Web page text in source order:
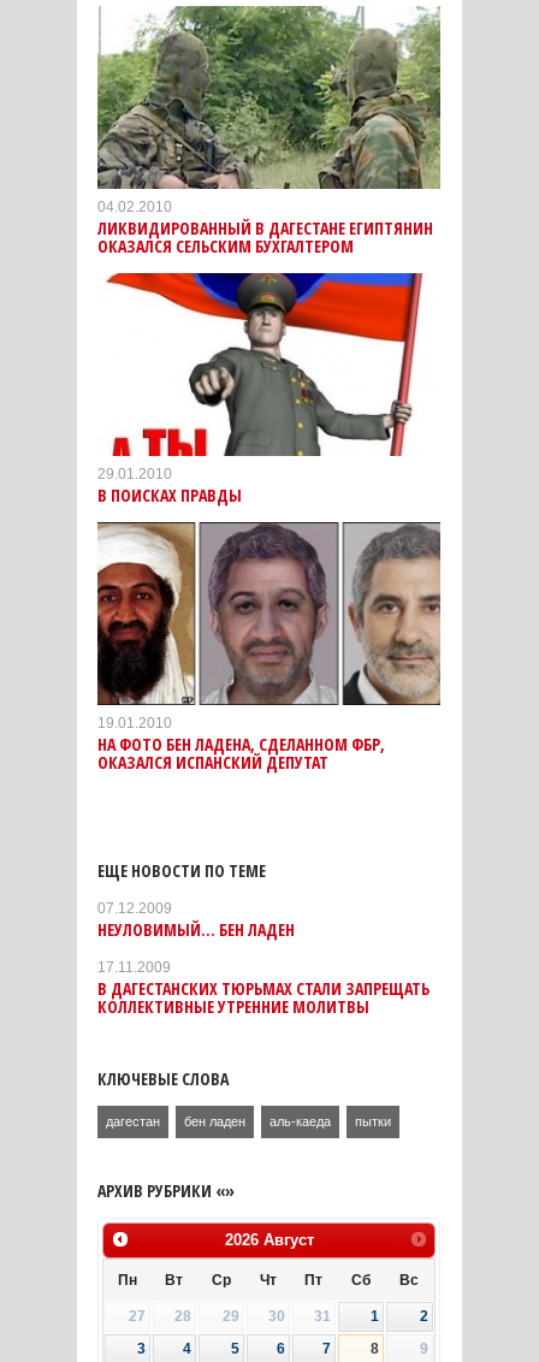
04.02.2010
ЛИКВИДИРОВАННЫЙ В ДАГЕСТАНЕ ЕГИПТЯНИН
ОКАЗАЛСЯ СЕЛЬСКИМ БУХГАЛТЕРОМ
29.01.2010
В ПОИСКАХ ПРАВДЫ
19.01.2010
НА ФОТО БЕН ЛАДЕНА, СДЕЛАННОМ ФБР,
ОКАЗАЛСЯ ИСПАНСКИЙ ДЕПУТАТ
ЕЩЕ НОВОСТИ ПО ТЕМЕ
07.12.2009
НЕУЛОВИМЫЙ… БЕН ЛАДЕН
17.11.2009
В ДАГЕСТАНСКИХ ТЮРЬМАХ СТАЛИ ЗАПРЕЩАТЬ
КОЛЛЕКТИВНЫЕ УТРЕННИЕ МОЛИТВЫ
КЛЮЧЕВЫЕ СЛОВА
дагестан бен ладен аль-каеда пытки
АРХИВ РУБРИКИ «»
2026 Август
Пн Вт Ср Чт Пт Сб Вс
27 28 29 30 31 1
2
3
4 5 6 7 8
9